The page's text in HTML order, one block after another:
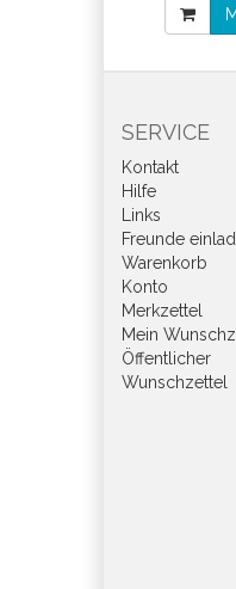
SERVICE
Kontakt
Hilfe
Links
Freunde
Warenkorb
Konto
Merkzettel
Mein
Öffentlicher
Wunschzettel